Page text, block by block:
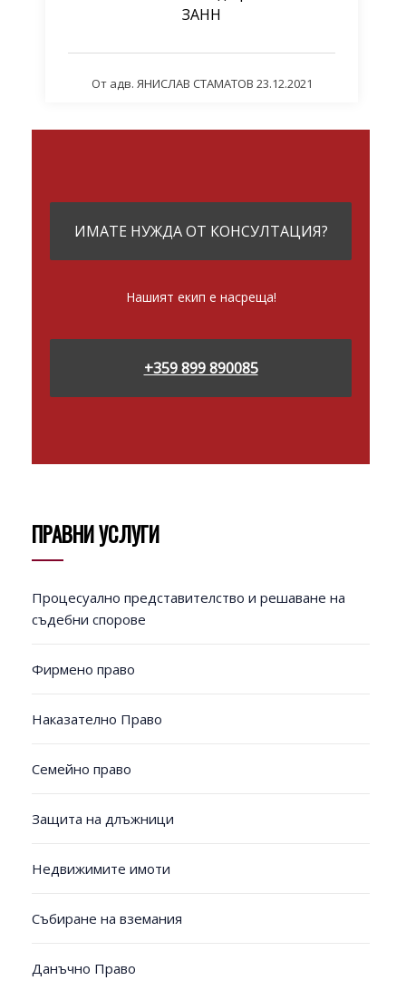
ЗАНН
От адв. ЯНИСЛАВ СТАМАТОВ 23.12.2021
ИМАТЕ НУЖДА ОТ КОНСУЛТАЦИЯ?
Нашият екип е насреща!
+359 899 890085
ПРАВНИ УСЛУГИ
Процесуално представителство и решаване на
съдебни спорове
Фирмено право
Наказателно Право
Семейно право
Защита на длъжници
Недвижимите имоти
Събиране на вземания
Данъчно Право